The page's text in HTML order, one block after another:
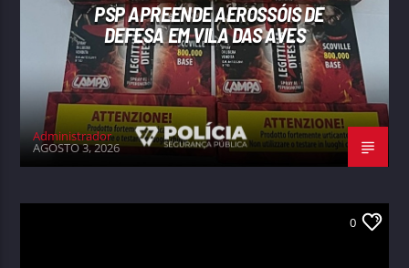
PSP APREENDE AEROSSÓIS DE
DEFESA EM VILA DAS AVES
Administrador
AGOSTO 3, 2026
0